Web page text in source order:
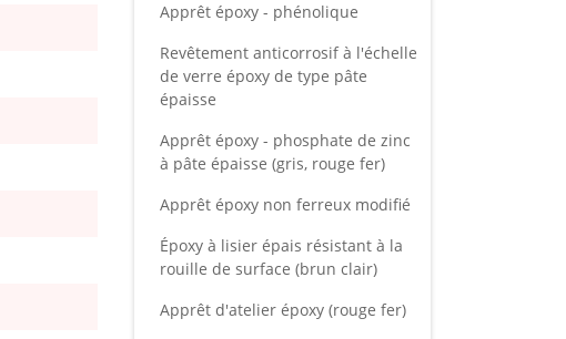
Apprêt époxy - phénolique
Revêtement anticorrosif à l'échelle
de verre époxy de type pâte
épaisse
Apprêt époxy - phosphate de zinc
à pâte épaisse (gris, rouge fer)
Apprêt époxy non ferreux modifié
Époxy à lisier épais résistant à la
rouille de surface (brun clair)
Apprêt d'atelier époxy (rouge fer)